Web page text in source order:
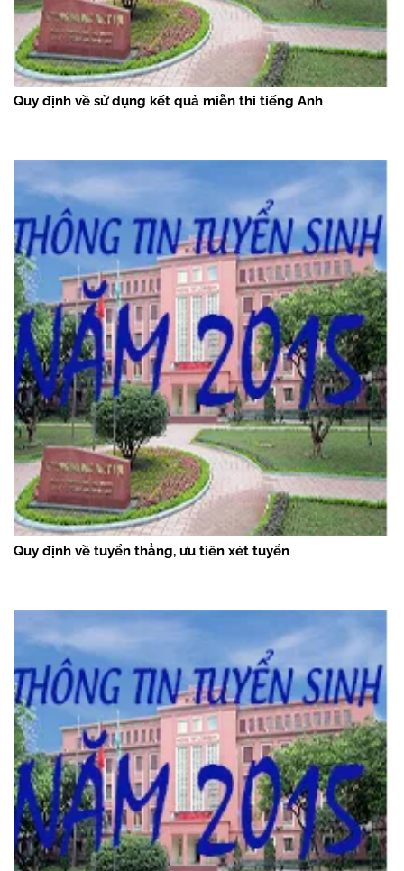
Quy định về sử dụng kết quả miễn thi tiếng Anh
Quy định về tuyển thẳng, ưu tiên xét tuyển